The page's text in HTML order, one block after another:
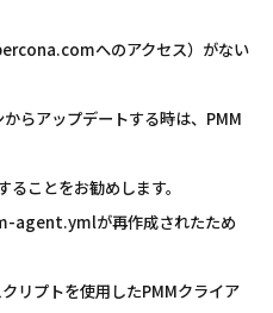
へのアクセス）がない
アップデートする時は、PMM
ことをお勧めします。
agent.ymlが再作成されたため
リプトを使用したPMMクライア